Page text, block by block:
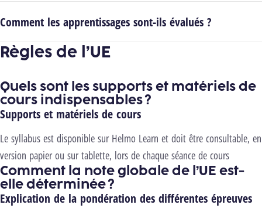
Comment les apprentissages sont-ils évalués ?
Règles de l’UE
Quels sont les supports et matériels de
cours indispensables ?
Supports et matériels de cours
Le syllabus est disponible sur Helmo Learn et doit être consultable, en
version papier ou sur tablette, lors de chaque séance de cours
Comment la note globale de l’UE est-
elle déterminée ?
Explication de la pondération des différentes épreuves